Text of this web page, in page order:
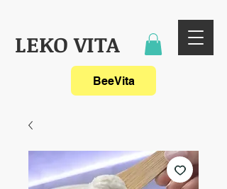
LEKO VITA
BeeVita